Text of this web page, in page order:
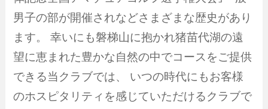
男子の部が開催されなどさまざまな歴史があり
ます。 幸いにも磐梯山に抱かれ猪苗代湖の遠
望に恵まれた豊かな自然の中でコースをご提供
できる当クラブでは、 いつの時代にもお客様
のホスピタリティを感じていただけるクラブで